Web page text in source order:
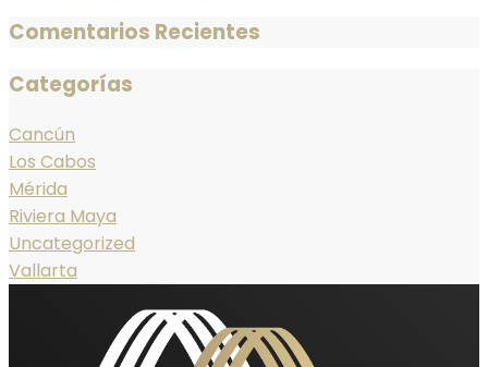
Comentarios Recientes
Categorías
Cancún
Los Cabos
Mérida
Riviera Maya
Uncategorized
Vallarta